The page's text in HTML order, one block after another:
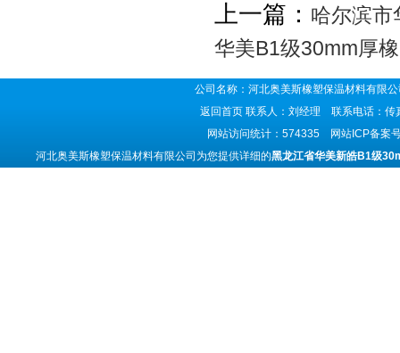
上一篇： 哈尔滨市
华美B1级30mm厚
公司名称：河北奥美斯橡塑保温材料有
返回首页 联系人：刘经理 联系电话：
网站访问统计：574335 网站ICP备案
河北奥美斯橡塑保温材料有限公司为您提供详细的黑龙江省华美新皓B1级